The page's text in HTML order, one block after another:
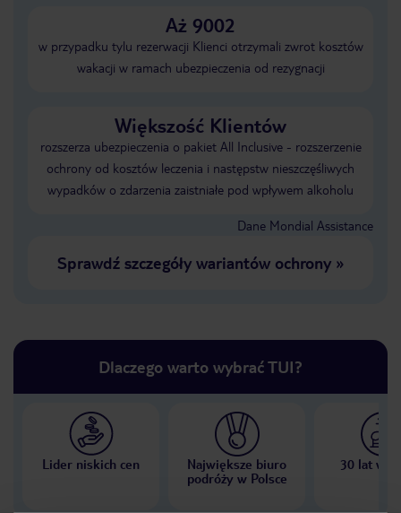
Aż 9002
w przypadku tylu rezerwacji Klienci otrzymali zwrot kosztów
wakacji w ramach ubezpieczenia od rezygnacji
Większość Klientów
rozszerza ubezpieczenia o pakiet All Inclusive - rozszerzenie
ochrony od kosztów leczenia i następstw nieszczęśliwych
wypadków o zdarzenia zaistniałe pod wpływem alkoholu
Dane Mondial Assistance
Sprawdź szczegóły wariantów ochrony»
Dlaczego warto wybrać TUI?
Lider niskich cen
Największe biuro
podróży w Polsce
30 lat w